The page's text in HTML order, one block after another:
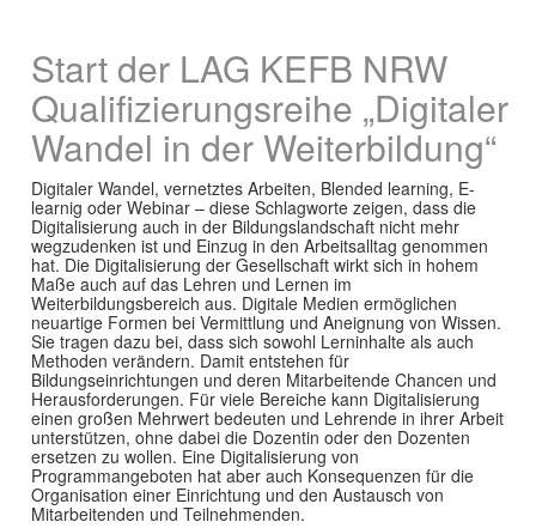
Start der LAG KEFB NRW
Qualifizierungsreihe „Digitaler
Wandel in der Weiterbildung“
Digitaler Wandel, vernetztes Arbeiten, Blended learning, E-
learnig oder Webinar – diese Schlagworte zeigen, dass die
Digitalisierung auch in der Bildungslandschaft nicht mehr
wegzudenken ist und Einzug in den Arbeitsalltag genommen
hat. Die Digitalisierung der Gesellschaft wirkt sich in hohem
Maße auch auf das Lehren und Lernen im
Weiterbildungsbereich aus. Digitale Medien ermöglichen
neuartige Formen bei Vermittlung und Aneignung von Wissen.
Sie tragen dazu bei, dass sich sowohl Lerninhalte als auch
Methoden verändern. Damit entstehen für
Bildungseinrichtungen und deren Mitarbeitende Chancen und
Herausforderungen. Für viele Bereiche kann Digitalisierung
einen großen Mehrwert bedeuten und Lehrende in ihrer Arbeit
unterstützen, ohne dabei die Dozentin oder den Dozenten
ersetzen zu wollen. Eine Digitalisierung von
Programmangeboten hat aber auch Konsequenzen für die
Organisation einer Einrichtung und den Austausch von
Mitarbeitenden und Teilnehmenden.